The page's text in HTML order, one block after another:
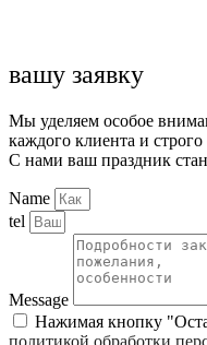
вашу заявку
Мы уделяем особое
каждого клиента и
С нами ваш праздник
Name
tel
Message
Нажимая кнопку
политикой обработки